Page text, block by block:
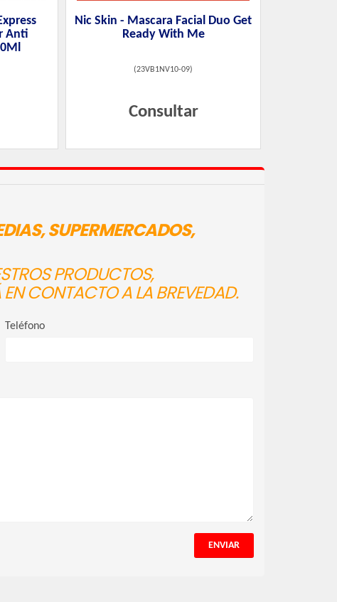
Anti
Nic Skin - Mascara Facial Duo Get
Ready With Me
(23VB1NV10-09)
Consultar
SUPERMERCADOS,
PRODUCTOS,
CONTACTO A LA BREVEDAD.
Teléfono
ENVIAR